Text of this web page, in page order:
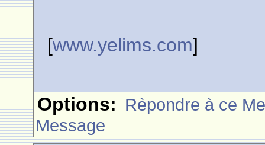
[www.yelims.com]
Options: Rèpondre à ce
Message